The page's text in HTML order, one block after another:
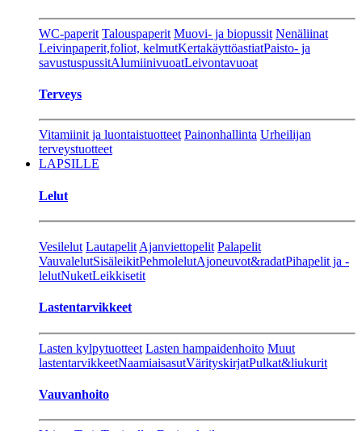
WC-paperit Talouspaperit Muovi- ja biopussit Nenäliinat
Leivinpaperit,foliot, kelmutKertakäyttöastiatPaisto- ja
savustuspussitAlumiinivuoatLeivontavuoat
Terveys
Vitamiinit ja luontaistuotteet Painonhallinta Urheilijan
terveystuotteet
LAPSILLE
Lelut
Vesilelut Lautapelit Ajanviettopelit Palapelit
VauvalelutSisäleikitPehmolelutAjoneuvot&radatPihapelit ja -
lelutNuketLeikkisetit
Lastentarvikkeet
Lasten kylpytuotteet Lasten hampaidenhoito Muut
lastentarvikkeetNaamiaisasutVärityskirjatPulkat&liukurit
Vauvanhoito